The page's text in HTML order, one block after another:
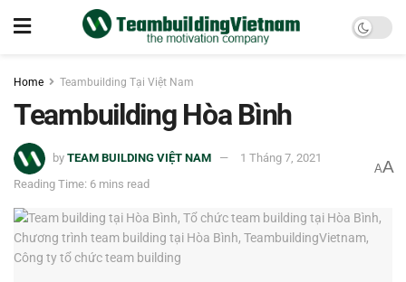
Home Teambuilding Tại Việt Nam
Teambuilding Hòa Bình
by TEAM BUILDING VIỆT NAM
1 Tháng 7, 2021
Reading Time: 6 mins read
AA